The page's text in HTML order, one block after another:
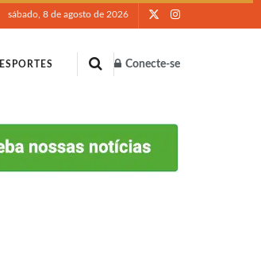
sábado, 8 de agosto de 2026
ESPORTES Conecte-se